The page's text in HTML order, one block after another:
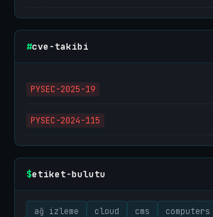
#cve-takibi
PYSEC-2025-19
PYSEC-2024-115
$etiket-bulutu
ağ izleme cloud cms computers